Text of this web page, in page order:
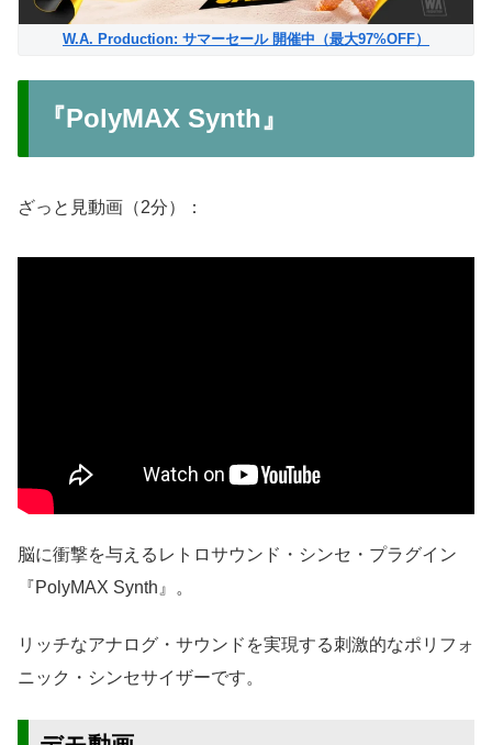
W.A. Production: サマーセール 開催中（最大97%OFF）
『PolyMAX Synth』
ざっと見動画（2分）：
脳に衝撃を与えるレトロサウンド・シンセ・プラグイン
『PolyMAX Synth』。
リッチなアナログ・サウンドを実現する刺激的なポリフォ
ニック・シンセサイザーです。